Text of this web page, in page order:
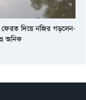
ফেরত দিয়ে নজির গড়লেন-
অনিক